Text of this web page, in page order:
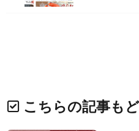
こちらの記事も